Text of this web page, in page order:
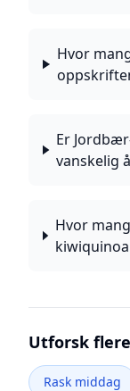
Hvor
Er
vanskelig
Hvor
Utforsk
Rask middag